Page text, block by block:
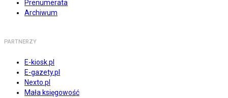
Prenumerata
Archiwum
PARTNERZY
E-kiosk.pl
E-gazety.pl
Nexto.pl
Mała księgowość